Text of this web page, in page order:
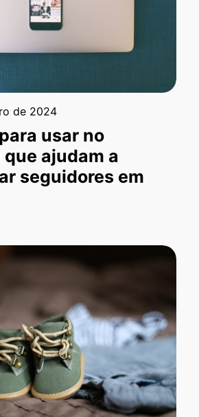
de 2024
usar no
ajudam a
seguidores em